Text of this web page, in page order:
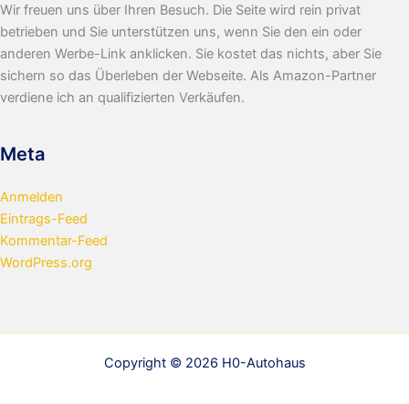
Wir freuen uns über Ihren Besuch. Die Seite wird rein privat
betrieben und Sie unterstützen uns, wenn Sie den ein oder
anderen Werbe-Link anklicken. Sie kostet das nichts, aber Sie
sichern so das Überleben der Webseite. Als Amazon-Partner
verdiene ich an qualifizierten Verkäufen.
Meta
Anmelden
Eintrags-Feed
Kommentar-Feed
WordPress.org
Copyright © 2026 H0-Autohaus